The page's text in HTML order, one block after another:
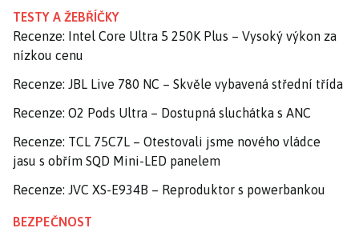
TESTY A ŽEBŘÍČKY
Recenze: Intel Core Ultra 5 250K Plus – Vysoký výkon za
nízkou cenu
Recenze: JBL Live 780 NC – Skvěle vybavená střední třída
Recenze: O2 Pods Ultra – Dostupná sluchátka s ANC
Recenze: TCL 75C7L – Otestovali jsme nového vládce
jasu s obřím SQD Mini-LED panelem
Recenze: JVC XS-E934B – Reproduktor s powerbankou
BEZPEČNOST